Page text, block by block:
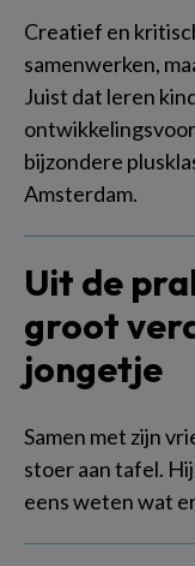
Creatief en
samenwerken,
Juist dat leren
bijzondere
Amsterdam.
Uit de
groot
jongetje
Samen met zijn
stoer aan tafel.
eens weten wat